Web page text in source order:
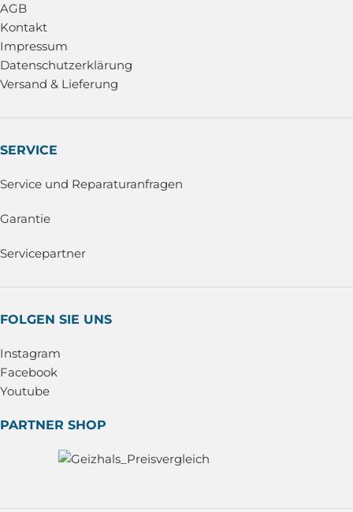
AGB
Kontakt
Impressum
Datenschutzerklärung
Versand & Lieferung
SERVICE
Service und Reparaturanfragen
Garantie
Servicepartner
FOLGEN SIE UNS
Instagram
Facebook
Youtube
PARTNER SHOP